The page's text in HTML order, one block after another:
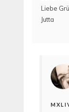
Liebe
Jutta